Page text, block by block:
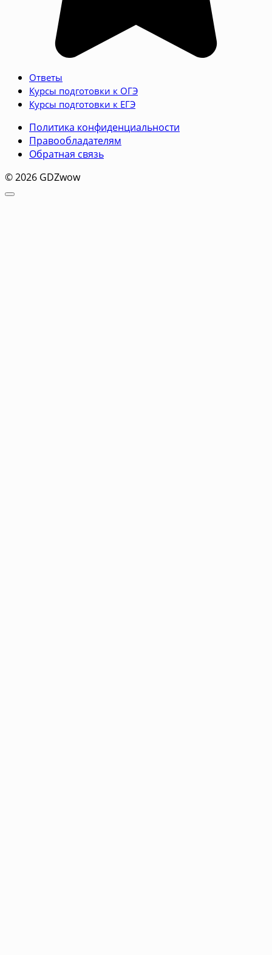
Ответы
Курсы подготовки к ОГЭ
Курсы подготовки к ЕГЭ
Политика конфиденциальности
Правообладателям
Обратная связь
© 2026 GDZwow